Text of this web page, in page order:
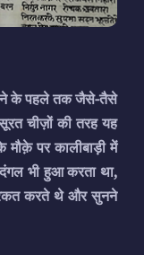
आने के पहले तक जैसे-तैसे
चीज़ों की तरह यह
मौक़े पर कालीबाड़ी में
भी हुआ करता था,
करते थे और सुनने